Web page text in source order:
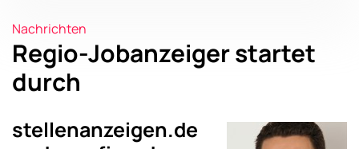
Nachrichten
Regio-Jobanzeiger startet
durch
stellenanzeigen.de